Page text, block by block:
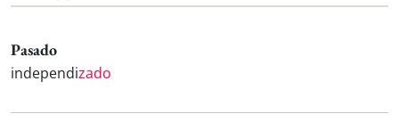
Pasado
independizado